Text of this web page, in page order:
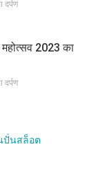
दर्पण
महोत्सव 2023 का
दर्पण
ปั่นสล็อต